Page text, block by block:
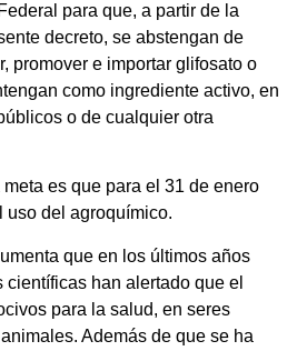
para que, a partir de la
decreto, se abstengan de
promover e importar glifosato o
como ingrediente activo, en
o de cualquier otra
es que para el 31 de enero
uso del agroquímico.
que en los últimos años
han alertado que el
para la salud, en seres
Además de que se ha